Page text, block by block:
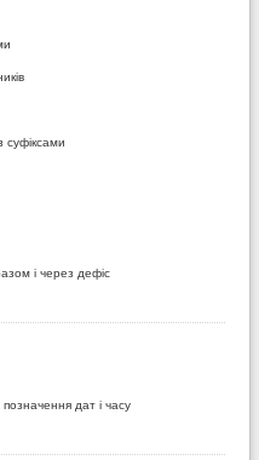
суфіксами
і через дефіс
дат і часу